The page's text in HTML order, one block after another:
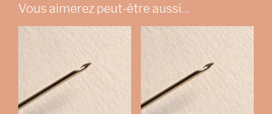
Vous aimerez peut-être aussi…